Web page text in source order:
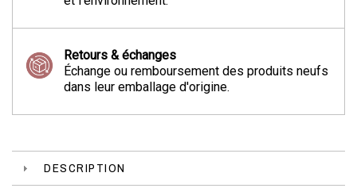
Retours & échanges
Échange ou remboursement des produits neufs
dans leur emballage d'origine.
DESCRIPTION